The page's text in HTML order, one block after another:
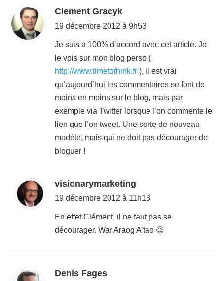
Clement Gracyk
i
19 décembre 2012 à 9h53
Je suis a 100% d’accord avec cet article. Je
le vois sur mon blog perso (
http://www.timetothink.fr ). Il est vrai
qu’aujourd’hui les commentaires se font de
moins en moins sur le blog, mais par
exemple via Twitter lorsque l’on commente le
lien que l’on tweet. Une sorte de nouveau
modèle, mais qui ne doit pas décourager de
bloguer !
visionarymarketing
i
19 décembre 2012 à 11h13
En effet Clément, il ne faut pas se
décourager. War Araog A’tao 😉
Denis Fages